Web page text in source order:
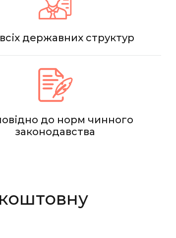
державних структур
до норм чинного
законодавства